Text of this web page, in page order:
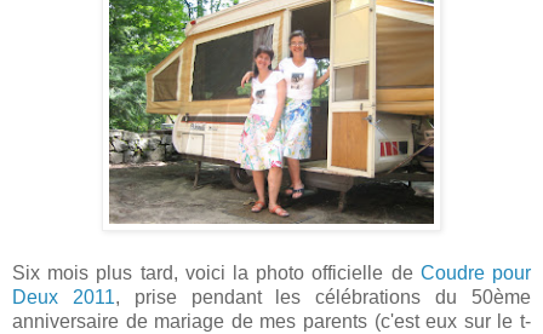
Six mois plus tard, voici la photo officielle de Coudre pour
Deux 2011, prise pendant les célébrations du 50ème
anniversaire de mariage de mes parents (c'est eux sur le t-